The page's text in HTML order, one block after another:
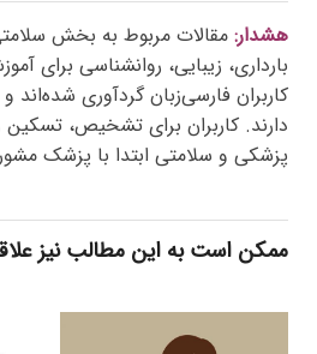
هشدار: مقالات مربوط به بخش
بارداری، زیبایی، روانشناسی برای
کاربران فارسی‌زبان گردآوری شده‌اند
دارند. کاربران برای تشخیص،
پزشکی و سلامتی ابتدا با پزشک
ممکن است به این مطالب نیز